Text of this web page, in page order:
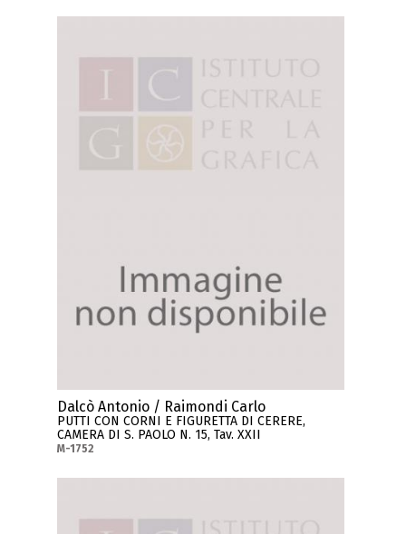
Dalcò Antonio / Raimondi Carlo
PUTTI CON CORNI E FIGURETTA DI CERERE,
CAMERA DI S. PAOLO N. 15, Tav. XXII
M-1752